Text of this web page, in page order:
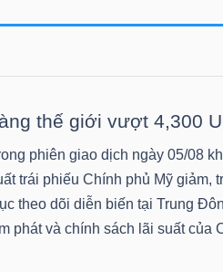
thế giới vượt 4,300
phiên giao dịch ngày 05/08
trái phiếu Chính phủ Mỹ giảm,
theo dõi diễn biến tại Trung
phát và chính sách lãi suất của